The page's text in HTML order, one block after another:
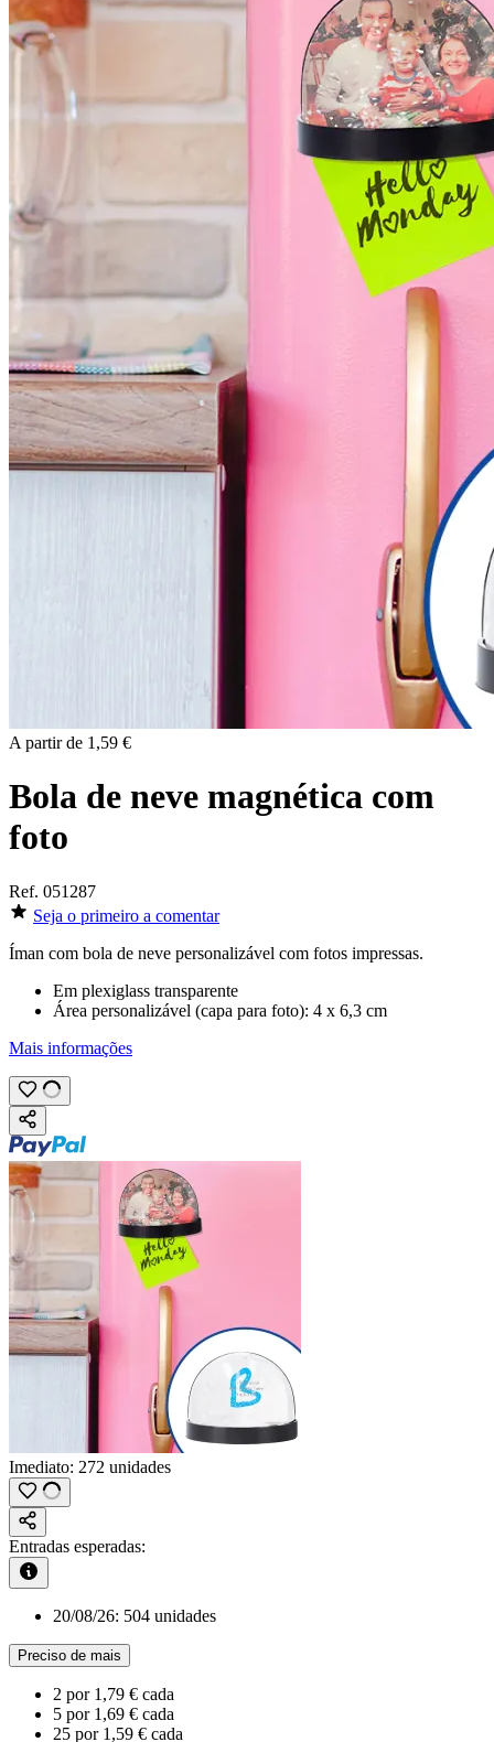
A partir de 1,59 €
Bola de neve magnética com
foto
Ref. 051287
Seja o primeiro a comentar
Íman com bola de neve personalizável com fotos impressas.
Em plexiglass transparente
Área personalizável (capa para foto): 4 x 6,3 cm
Mais informações
Imediato: 272 unidades
Entradas esperadas:
20/08/26: 504 unidades
Preciso de mais
2 por 1,79 € cada
5 por 1,69 € cada
25 por 1,59 € cada